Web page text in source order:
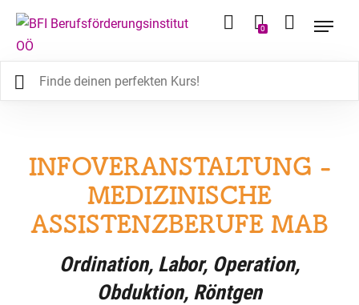
0
INFOVERANSTALTUNG -
MEDIZINISCHE
ASSISTENZBERUFE MAB
Ordination, Labor, Operation,
Obduktion, Röntgen